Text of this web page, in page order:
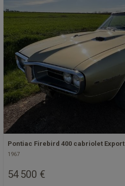
Pontiac Firebird 400 cabriolet Export
1967
54 500 €